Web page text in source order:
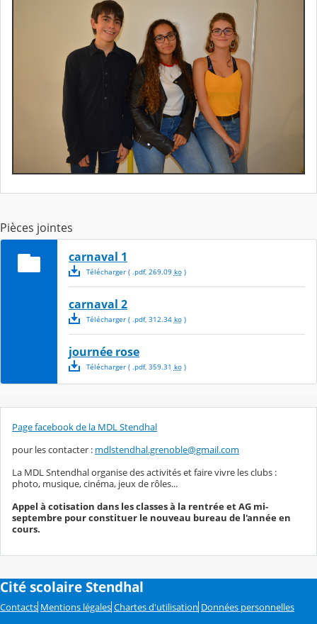
Pièces jointes
carnaval 1
Télécharger( .pdf, 269.09 ko)
carnaval 2
Télécharger( .pdf, 312.34 ko)
journée rose
Télécharger( .pdf, 359.31 ko)
Page facebook de la MDL Stendhal
pour les contacter : mdlstendhal.grenoble@gmail.com
La MDL Sntendhal organise des activités et faire vivre les clubs :
photo, musique, cinéma, jeux de rôles...
Appel à cotisation dans les classes à la rentrée et AG mi-
septembre pour constituer le nouveau bureau de l'année en
cours.
Cité scolaire Stendhal
Contacts Mentions légales Chartes d'utilisation Données personnelles